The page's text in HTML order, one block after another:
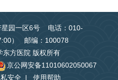
星园一区6号 电话：010-
） 邮编：100078
东方医院 版权所有
京公网安备11010602050067
安全 | 使用帮助